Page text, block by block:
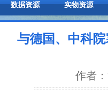
数据资源 实物资源
与德国、中科
作者